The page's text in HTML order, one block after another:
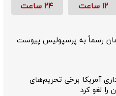
۱۲ ساعت ۲۴ ساعت
رسماً به پرسپولیس پیوست
آمریکا برخی تحریم‌های
را لغو کرد